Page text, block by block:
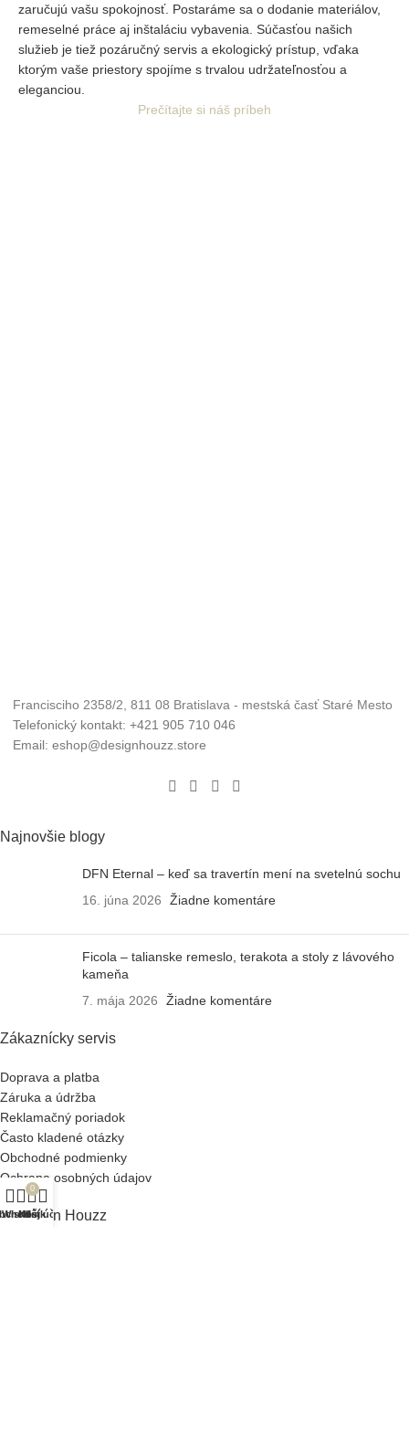
zaručujú vašu spokojnosť. Postaráme sa o dodanie materiálov,
remeselné práce aj inštaláciu vybavenia. Súčasťou našich
služieb je tiež pozáručný servis a ekologický prístup, vďaka
ktorým vaše priestory spojíme s trvalou udržateľnosťou a
eleganciou.
Prečítajte si náš príbeh
Francisciho 2358/2, 811 08 Bratislava - mestská časť Staré Mesto
Telefonický kontakt: +421 905 710 046
Email: eshop@designhouzz.store
Najnovšie blogy
DFN Eternal – keď sa travertín mení na svetelnú sochu
16. júna 2026
Žiadne komentáre
Ficola – talianske remeslo, terakota a stoly z lávového
kameňa
7. mája 2026
Žiadne komentáre
Zákaznícky servis
Doprava a platba
Záruka a údržba
Reklamačný poriadok
Často kladené otázky
Obchodné podmienky
Ochrana osobných údajov
O Design Houzz
Wishlist
0
Košík
Môj účet